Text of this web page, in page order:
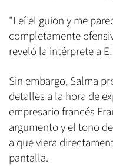
"Leí el guion y me
completamente
reveló la intérprete a
Sin embargo, Salma
detalles a la hora de
empresario francés
argumento y el tono
a que viera
pantalla.